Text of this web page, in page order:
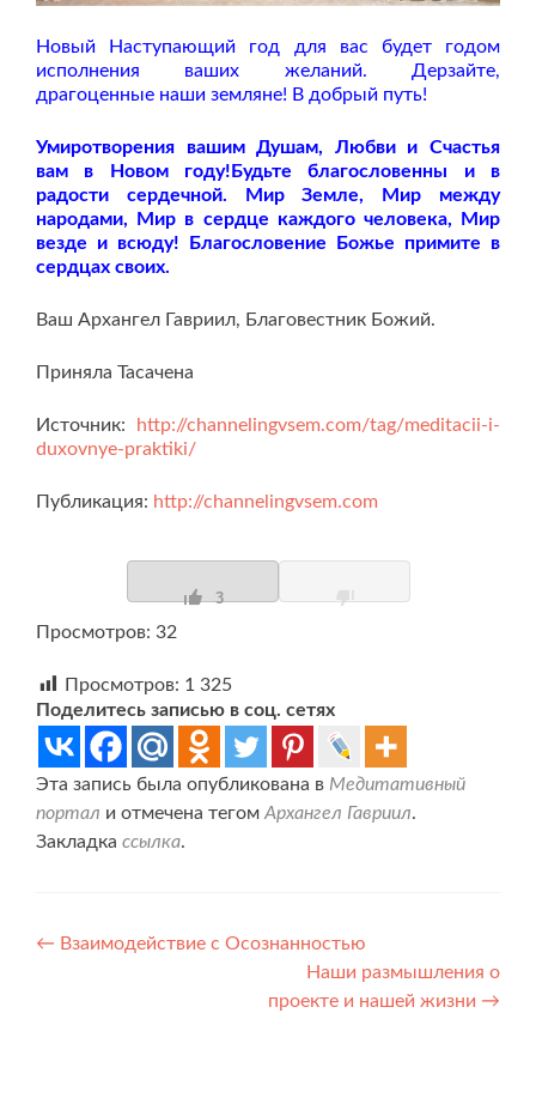
Новый Наступающий год для вас будет годом
исполнения ваших желаний. Дерзайте,
драгоценные наши земляне! В добрый путь!
Умиротворения вашим Душам, Любви и Счастья
вам в Новом году!Будьте благословенны и в
радости сердечной. Мир Земле, Мир между
народами, Мир в сердце каждого человека, Мир
везде и всюду! Благословение Божье примите в
сердцах своих.
Ваш Архангел Гавриил, Благовестник Божий.
Приняла Тасачена
Источник:
http://channelingvsem.com/tag/meditacii-i-
duxovnye-praktiki/
Публикация: http://channelingvsem.com
3
Просмотров: 32
Просмотров: 1 325
Поделитесь записью в соц. сетях
Эта запись была опубликована в Медитативный
портал и отмечена тегом Архангел Гавриил.
Закладка ссылка.
Навигация
← Взаимодействие с Осознанностью
Наши размышления о
проекте и нашей жизни →